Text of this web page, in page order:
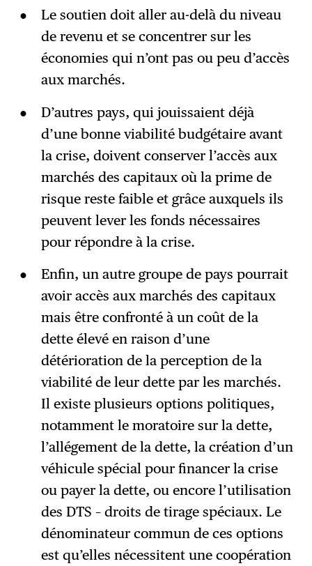
Le soutien doit aller au-delà du niveau
de revenu et se concentrer sur les
économies qui n’ont pas ou peu d’accès
aux marchés.
D’autres pays, qui jouissaient déjà
d’une bonne viabilité budgétaire avant
la crise, doivent conserver l’accès aux
marchés des capitaux où la prime de
risque reste faible et grâce auxquels ils
peuvent lever les fonds nécessaires
pour répondre à la crise.
Enfin, un autre groupe de pays pourrait
avoir accès aux marchés des capitaux
mais être confronté à un coût de la
dette élevé en raison d’une
détérioration de la perception de la
viabilité de leur dette par les marchés.
Il existe plusieurs options politiques,
notamment le moratoire sur la dette,
l’allégement de la dette, la création d’un
véhicule spécial pour financer la crise
ou payer la dette, ou encore l’utilisation
des DTS – droits de tirage spéciaux. Le
dénominateur commun de ces options
est qu’elles nécessitent une coopération